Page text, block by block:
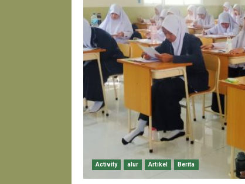
Activity alur Artikel Berita